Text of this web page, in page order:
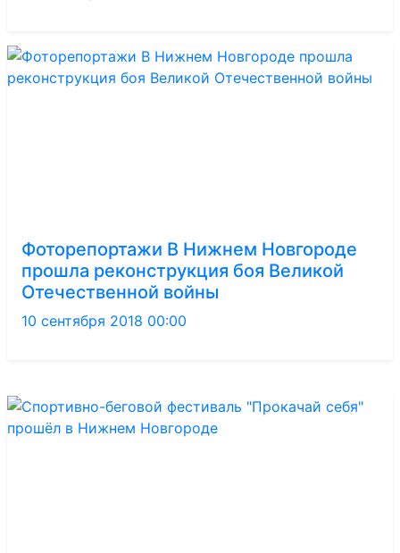
Фоторепортажи В Нижнем Новгороде
прошла реконструкция боя Великой
Отечественной войны
10 сентября 2018 00:00